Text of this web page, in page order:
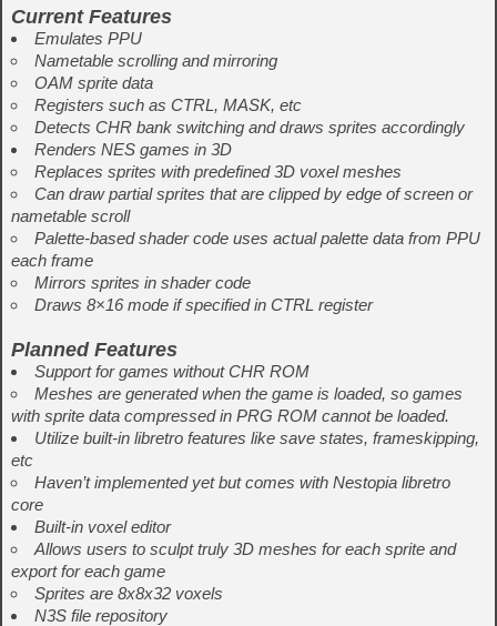
Current Features
Emulates PPU
Nametable scrolling and mirroring
OAM sprite data
Registers such as CTRL, MASK, etc
Detects CHR bank switching and draws sprites accordingly
Renders NES games in 3D
Replaces sprites with predefined 3D voxel meshes
Can draw partial sprites that are clipped by edge of screen or
nametable scroll
Palette-based shader code uses actual palette data from PPU
each frame
Mirrors sprites in shader code
Draws 8×16 mode if specified in CTRL register
Planned Features
Support for games without CHR ROM
Meshes are generated when the game is loaded, so games
with sprite data compressed in PRG ROM cannot be loaded.
Utilize built-in libretro features like save states, frameskipping,
etc
Haven’t implemented yet but comes with Nestopia libretro
core
Built-in voxel editor
Allows users to sculpt truly 3D meshes for each sprite and
export for each game
Sprites are 8x8x32 voxels
N3S file repository